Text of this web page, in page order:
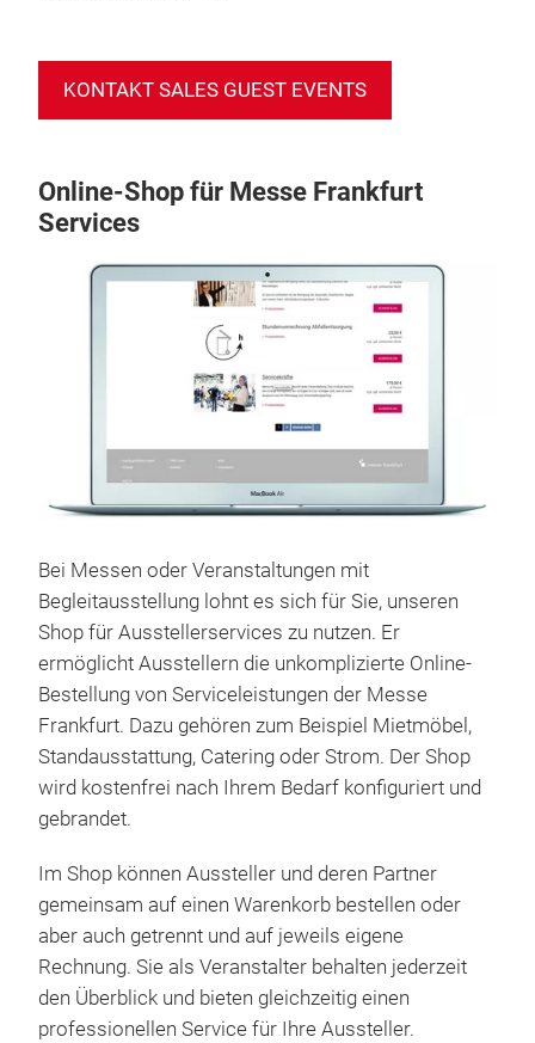
KONTAKT SALES GUEST EVENTS
Online-Shop für Messe Frankfurt
Services
Bei Messen oder Veranstaltungen mit
Begleitausstellung lohnt es sich für Sie, unseren
Shop für Ausstellerservices zu nutzen. Er
ermöglicht Ausstellern die unkomplizierte Online-
Bestellung von Serviceleistungen der Messe
Frankfurt. Dazu gehören zum Beispiel Mietmöbel,
Standausstattung, Catering oder Strom. Der Shop
wird kostenfrei nach Ihrem Bedarf konfiguriert und
gebrandet.
Im Shop können Aussteller und deren Partner
gemeinsam auf einen Warenkorb bestellen oder
aber auch getrennt und auf jeweils eigene
Rechnung. Sie als Veranstalter behalten jederzeit
den Überblick und bieten gleichzeitig einen
professionellen Service für Ihre Aussteller.